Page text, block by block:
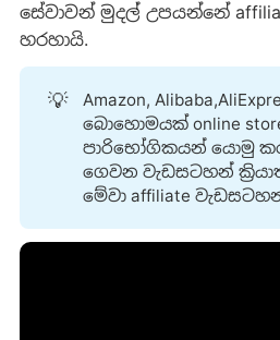
සේවාවන් මුදල් උපයන්නේ
හරහායි.
💡
Amazon,
බොහොමයක් online
පාරිභෝගිකයන් යොමු
ගෙවන වැඩසටහන්
මේවා affiliate